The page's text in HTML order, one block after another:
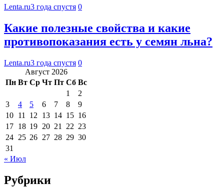
Lenta.ru3 года спустя 0
Какие полезные свойства и какие
противопоказания есть у семян льна?
Lenta.ru3 года спустя 0
Август 2026
Пн Вт Ср Чт Пт Сб Вс
1
2
3
4 5 6 7 8
9
10 11 12 13 14 15 16
17 18 19 20 21 22 23
24 25 26 27 28 29 30
31
« Июл
Рубрики